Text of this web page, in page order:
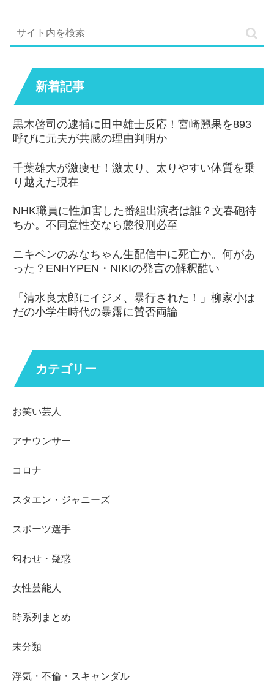
新着記事
黒木啓司の逮捕に田中雄士反応！宮崎麗果を893
呼びに元夫が共感の理由判明か
千葉雄大が激痩せ！激太り、太りやすい体質を乗
り越えた現在
NHK職員に性加害した番組出演者は誰？文春砲待
ちか。不同意性交なら懲役刑必至
ニキペンのみなちゃん生配信中に死亡か。何があ
った？ENHYPEN・NIKIの発言の解釈酷い
「清水良太郎にイジメ、暴行された！」柳家小は
だの小学生時代の暴露に賛否両論
カテゴリー
お笑い芸人
アナウンサー
コロナ
スタエン・ジャニーズ
スポーツ選手
匂わせ・疑惑
女性芸能人
時系列まとめ
未分類
浮気・不倫・スキャンダル